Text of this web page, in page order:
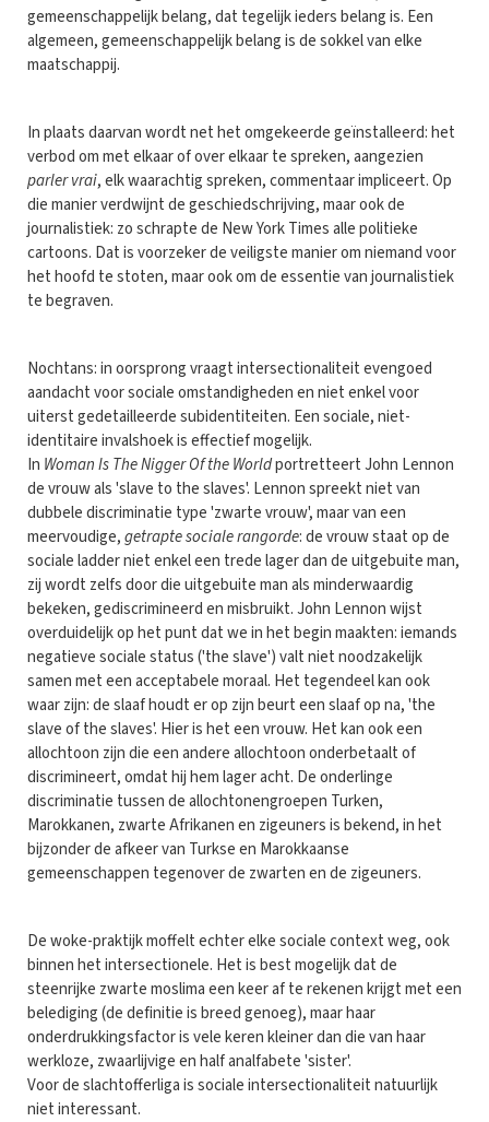
gemeenschappelijk belang, dat tegelijk ieders belang is. Een
algemeen, gemeenschappelijk belang is de sokkel van elke
maatschappij.
In plaats daarvan wordt net het omgekeerde geïnstalleerd: het
verbod om met elkaar of over elkaar te spreken, aangezien
parler vrai, elk waarachtig spreken, commentaar impliceert. Op
die manier verdwijnt de geschiedschrijving, maar ook de
journalistiek: zo schrapte de New York Times alle politieke
cartoons. Dat is voorzeker de veiligste manier om niemand voor
het hoofd te stoten, maar ook om de essentie van journalistiek
te begraven.
Nochtans: in oorsprong vraagt intersectionaliteit evengoed
aandacht voor sociale omstandigheden en niet enkel voor
uiterst gedetailleerde subidentiteiten. Een sociale, niet-
identitaire invalshoek is effectief mogelijk.
In Woman Is The Nigger Of the Worldportretteert John Lennon
de vrouw als 'slave to the slaves'. Lennon spreekt niet van
dubbele discriminatie type 'zwarte vrouw', maar van een
meervoudige,getrapte sociale rangorde: de vrouw staat op de
sociale ladder niet enkel een trede lager dan de uitgebuite man,
zij wordt zelfs door die uitgebuite man als minderwaardig
bekeken, gediscrimineerd en misbruikt. John Lennon wijst
overduidelijk op het punt dat we in het begin maakten: iemands
negatieve sociale status ('the slave') valt niet noodzakelijk
samen met een acceptabele moraal. Het tegendeel kan ook
waar zijn: de slaaf houdt er op zijn beurt een slaaf op na, 'the
slave of the slaves'. Hier is het een vrouw. Het kan ook een
allochtoon zijn die een andere allochtoon onderbetaalt of
discrimineert, omdat hij hem lager acht. De onderlinge
discriminatie tussen de allochtonengroepen Turken,
Marokkanen, zwarte Afrikanen en zigeuners is bekend, in het
bijzonder de afkeer van Turkse en Marokkaanse
gemeenschappen tegenover de zwarten en de zigeuners.
De woke-praktijk moffelt echter elke sociale context weg, ook
binnen het intersectionele. Het is best mogelijk dat de
steenrijke zwarte moslima een keer af te rekenen krijgt met een
belediging (de definitie is breed genoeg), maar haar
onderdrukkingsfactor is vele keren kleiner dan die van haar
werkloze, zwaarlijvige en half analfabete 'sister'.
Voor de slachtofferliga is sociale intersectionaliteit natuurlijk
niet interessant.